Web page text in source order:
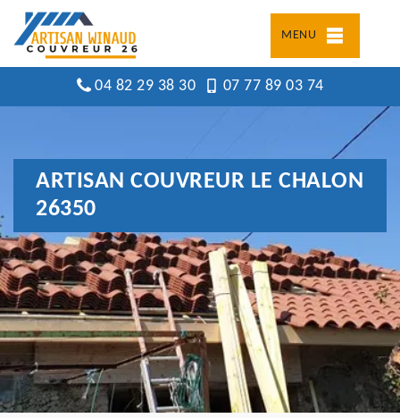
MENU
04 82 29 38 30 07 77 89 03 74
ARTISAN COUVREUR LE CHALON
26350